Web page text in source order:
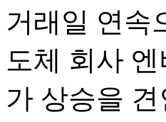
거래일 연속
도체 회사
가 상승을